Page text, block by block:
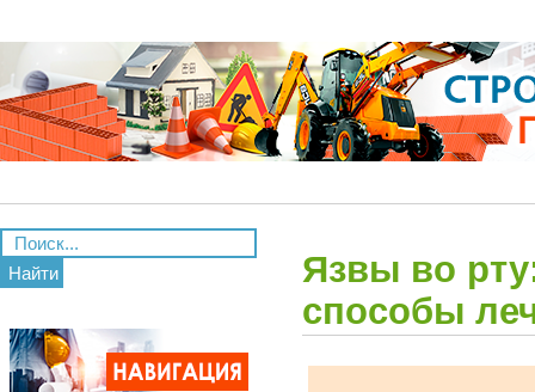
Найти
Язвы во
способы